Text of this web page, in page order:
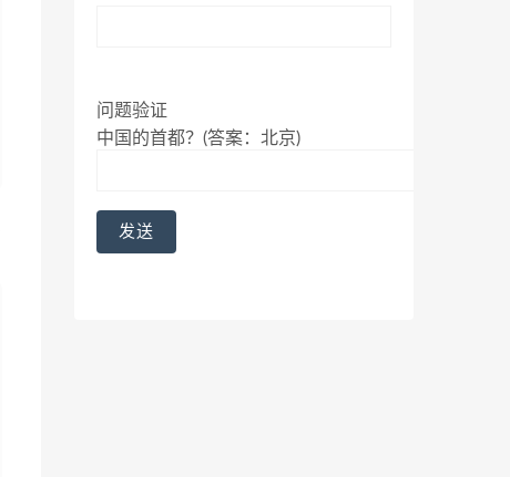
问题验证
中国的首都？(答案：北京)